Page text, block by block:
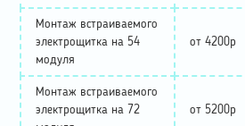
Монтаж встраиваемого
электрощитка на 54
модуля
от 4200р
Монтаж встраиваемого
электрощитка на 72
от 5200р